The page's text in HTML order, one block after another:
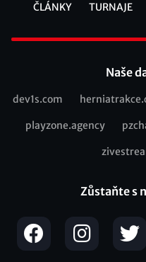
ČLÁNKY TURNAJE
Naše
Recommended
dev1s.com
playzone.agency
Zůstaňte s